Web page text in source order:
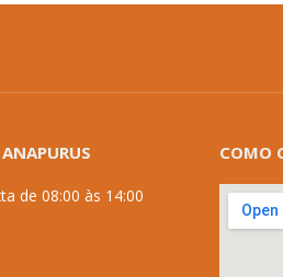
de 08:00 às 14:00
COMO